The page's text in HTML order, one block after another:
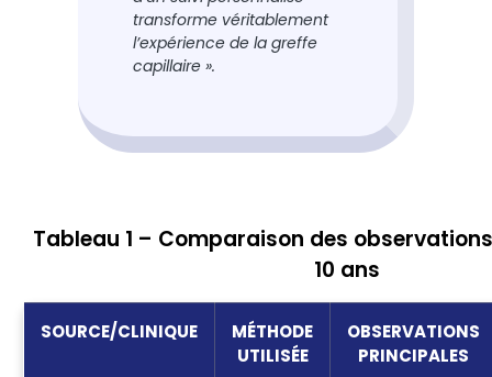
transforme véritablement
l’expérience de la greffe
capillaire ».
Tableau 1 – Comparaison des
10 ans
SOURCE/CLINIQUE
MÉTHODE
UTILISÉE
OBSERVATIONS
PRINCIPALES